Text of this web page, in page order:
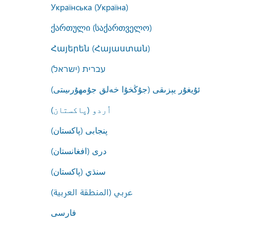
Українська (Україна)
ქართული (საქართველო)
Հայերեն (Հայաստան)
עברית (ישראל)
ئۇيغۇر يېزىقى (جۇڭخۇا خەلق جۇمھۇرىيىتى)
اُردو (پاکستان)
پنجابی (پاکستان)
درى (افغانستان)
سنڌي (پاکستان)
عربي (المنطقة العربية)
فارسى